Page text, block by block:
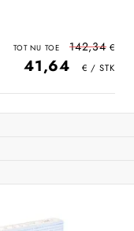
142,34
41,64